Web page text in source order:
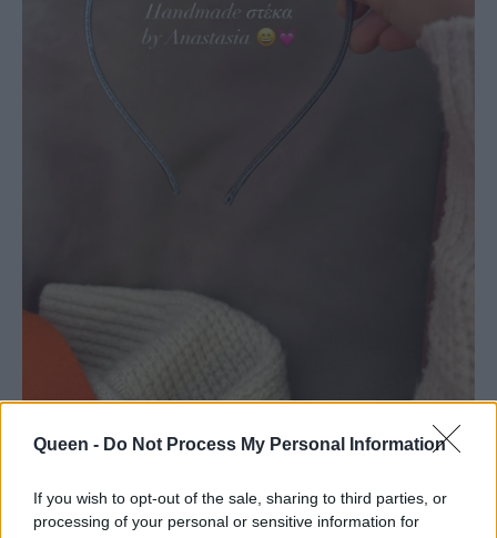
Queen - Do Not Process My Personal Information
If you wish to opt-out of the sale, sharing to third parties, or
processing of your personal or sensitive information for
«Handmade στέκα by Anastasia», έγραψε η